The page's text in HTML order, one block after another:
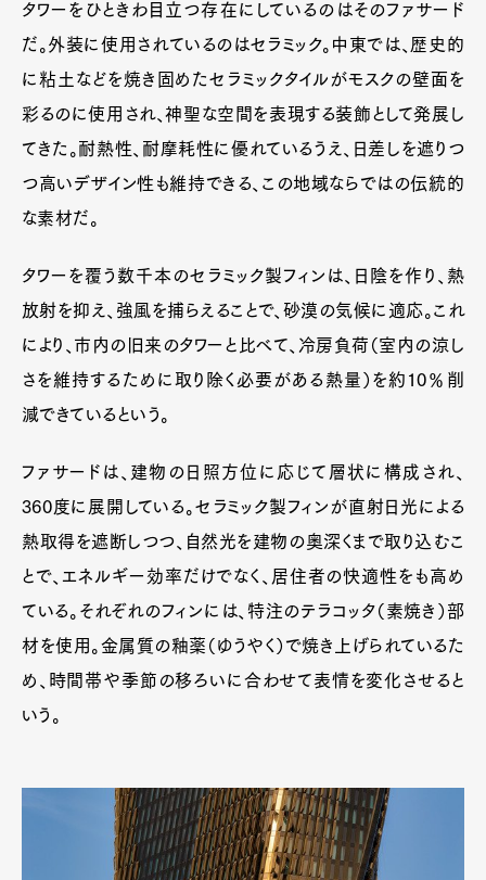
タワーをひときわ目立つ存在にしているのはそのファサード
だ。外装に使用されているのはセラミック。中東では、歴史的
に粘土などを焼き固めたセラミックタイルがモスクの壁面を
彩るのに使用され、神聖な空間を表現する装飾として発展し
てきた。耐熱性、耐摩耗性に優れているうえ、日差しを遮りつ
つ高いデザイン性も維持できる、この地域ならではの伝統的
な素材だ。
タワーを覆う数千本のセラミック製フィンは、日陰を作り、熱
放射を抑え、強風を捕らえることで、砂漠の気候に適応。これ
により、市内の旧来のタワーと比べて、冷房負荷（室内の涼し
さを維持するために取り除く必要がある熱量）を約10％削
減できているという。
ファサードは、建物の日照方位に応じて層状に構成され、
360度に展開している。セラミック製フィンが直射日光による
熱取得を遮断しつつ、自然光を建物の奥深くまで取り込むこ
とで、エネルギー効率だけでなく、居住者の快適性をも高め
ている。それぞれのフィンには、特注のテラコッタ（素焼き）部
材を使用。金属質の釉薬（ゆうやく）で焼き上げられているた
め、時間帯や季節の移ろいに合わせて表情を変化させると
いう。